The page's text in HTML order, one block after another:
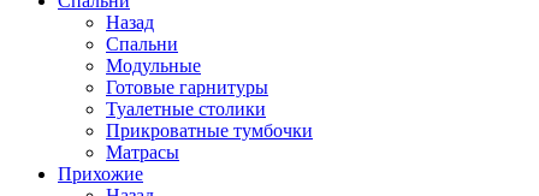
Назад
Спальни
Модульные
Готовые гарнитуры
Туалетные столики
Прикроватные тумбочки
Матрасы
Прихожие